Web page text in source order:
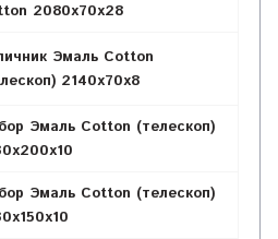
2080х70х28
Эмаль Cotton
2140x70x8
Эмаль Cotton (телескоп)
Эмаль Cotton (телескоп)